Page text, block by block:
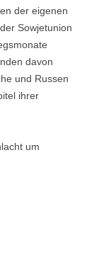
der eigenen
Sowjetunion
davon
und Russen
ihrer
um